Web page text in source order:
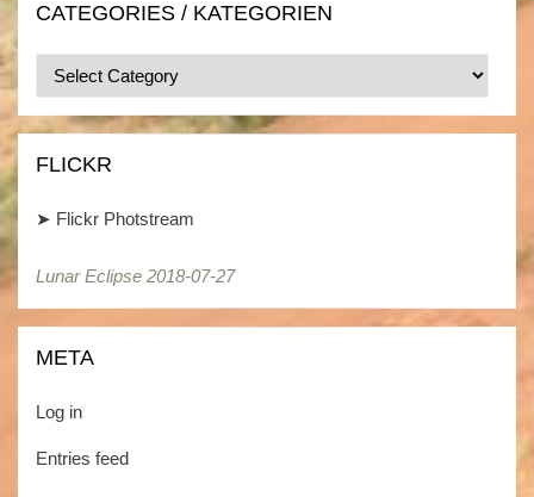
CATEGORIES / KATEGORIEN
Categories
/
Kategorien
FLICKR
➤ Flickr Photstream
Lunar Eclipse 2018-07-27
Lunar Eclipse 2018-07-27
META
Log in
Entries feed